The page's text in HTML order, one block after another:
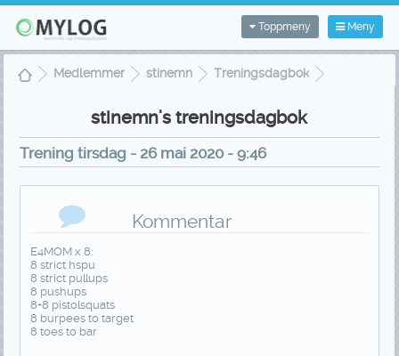
Meny
Toppmeny
Medlemmer stinemn
Treningsdagbok
stinemn's treningsdagbok
Trening tirsdag - 26 mai 2020 - 9:46
Kommentar
E4MOM x 8:
8 strict hspu
8 strict pullups
8 pushups
8+8 pistolsquats
8 burpees to target
8 toes to bar